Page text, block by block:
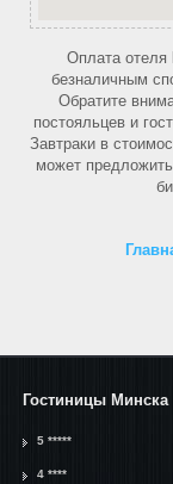
Оплата отеля
безналичным
Обратите
постояльцев и
Завтраки в
может
Гостиницы Минска
5 *****
4 ****